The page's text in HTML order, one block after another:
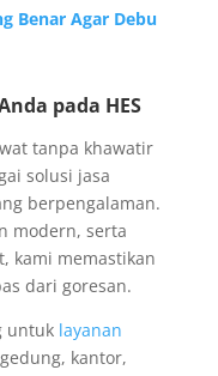
Benar Agar Debu
pada HES
tanpa khawatir
solusi jasa
berpengalaman.
modern, serta
kami memastikan
dari goresan.
untuk layanan
kantor,